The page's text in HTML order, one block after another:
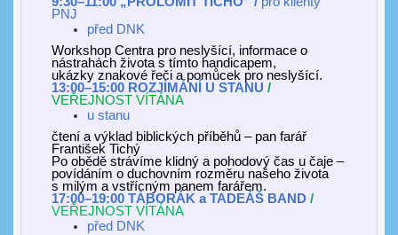
PNJ
před DNK
Workshop Centra pro neslyšící, informace o
nástrahách života s tímto handicapem,
ukázky znakové řeči a pomůcek pro neslyšící.
13:00–15:00 ROZJÍMÁNÍ U STANU /
VEŘEJNOST VÍTÁNA
u stanu
čtení a výklad biblických příběhů – pan farář
František Tichý
Po obědě strávíme klidný a pohodový čas u čaje –
povídáním o duchovním rozměru našeho života
s milým a vstřícným panem farářem.
17:00–19:00 TÁBORÁK a TADEÁŠ BAND /
VEŘEJNOST VÍTÁNA
před DNK